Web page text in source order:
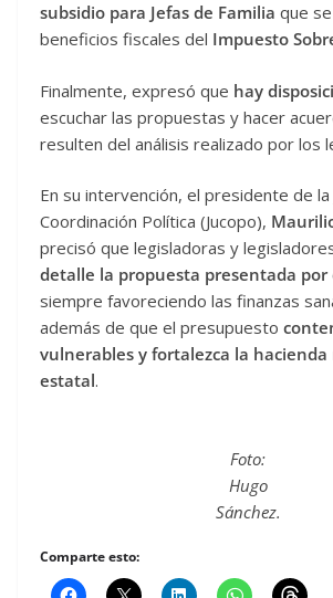
subsidio para Jefas de Familia que
beneficios fiscales del Impuesto
Finalmente, expresó que hay
escuchar las propuestas y hacer
resulten del análisis realizado por los
En su intervención, el presidente de la
Coordinación Política (Jucopo),
precisó que legisladoras y
detalle la propuesta presentada por
siempre favoreciendo las finanzas
además de que el presupuesto
vulnerables y fortalezca la
estatal.
Foto:
Hugo
Sánchez.
Comparte esto: